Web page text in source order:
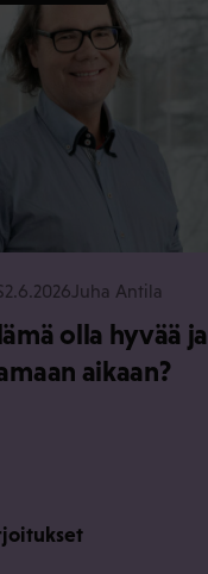
2.6.2026 Juha Antila
olla hyvää ja
aikaan?